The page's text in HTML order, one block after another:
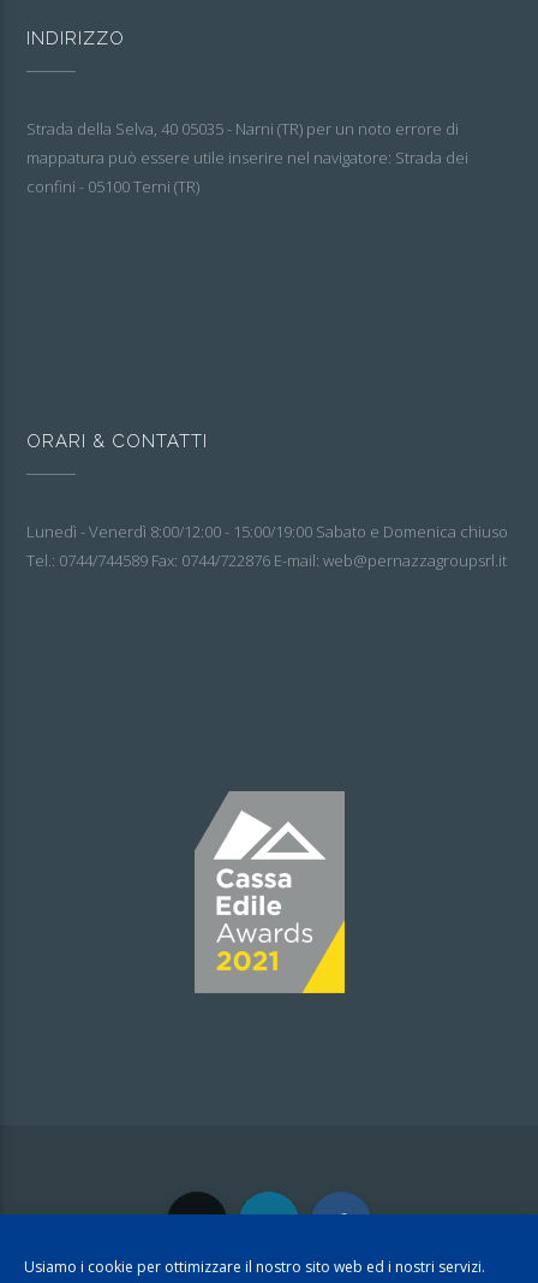
Usiamo i cookie per ottimizzare il nostro sito web ed i nostri servizi.
INDIRIZZO
Strada della Selva, 40 05035 - Narni (TR) per un noto errore di
mappatura può essere utile inserire nel navigatore: Strada dei
confini - 05100 Terni (TR)
ORARI & CONTATTI
Lunedì - Venerdì 8:00/12:00 - 15:00/19:00 Sabato e Domenica chiuso
Tel.: 0744/744589 Fax: 0744/722876 E-mail: web@pernazzagroupsrl.it